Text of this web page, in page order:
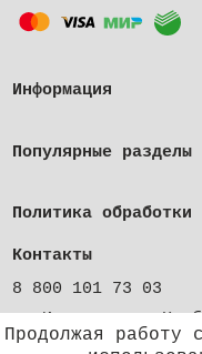
Информация
Популярные разделы
Политика обработки
Контакты
8 800 101 73 03
г. Ижевск, ул.
shop@zastava-
Продолжая работу